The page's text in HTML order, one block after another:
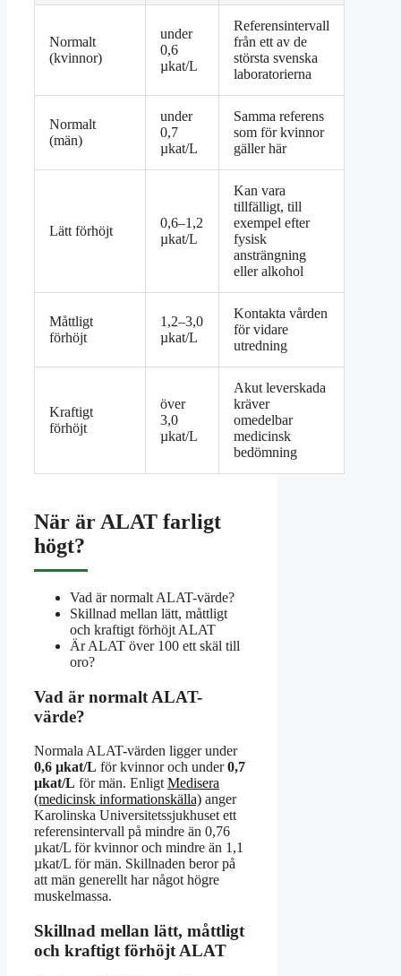
Normalt
(kvinnor)
under
0,6
µkat/L
Referensintervall
från ett av de
största svenska
laboratorierna
Normalt
(män)
under
0,7
µkat/L
Samma referens
som för kvinnor
gäller här
Lätt förhöjt
0,6–1,2
µkat/L
Kan vara
tillfälligt, till
exempel efter
fysisk
ansträngning
eller alkohol
Måttligt
förhöjt
1,2–3,0
µkat/L
Kontakta vården
för vidare
utredning
Kraftigt
förhöjt
över
3,0
µkat/L
Akut leverskada
kräver
omedelbar
medicinsk
bedömning
När är ALAT farligt
högt?
Vad är normalt ALAT-värde?
Skillnad mellan lätt, måttligt
och kraftigt förhöjt ALAT
Är ALAT över 100 ett skäl till
oro?
Vad är normalt ALAT-
värde?
Normala ALAT-värden ligger under
0,6 µkat/L för kvinnor och under0,7
µkat/L för män. Enligt Medisera
(medicinsk informationskälla) anger
Karolinska Universitetssjukhuset ett
referensintervall på mindre än 0,76
µkat/L för kvinnor och mindre än 1,1
µkat/L för män. Skillnaden beror på
att män generellt har något högre
muskelmassa.
Skillnad mellan lätt, måttligt
och kraftigt förhöjt ALAT